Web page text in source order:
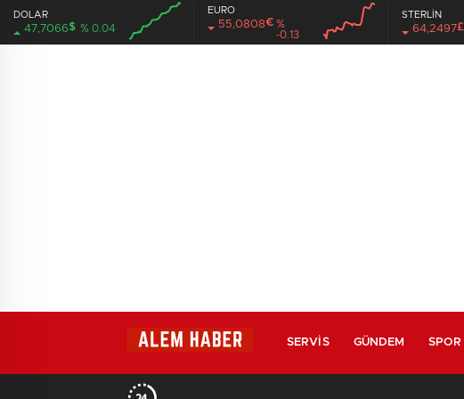
DOLAR
47,7066$ % 0.04
EURO
55,0808€ %
-0.13
STERLİN
64,2497£
SERVIS GÜNDEM SPOR